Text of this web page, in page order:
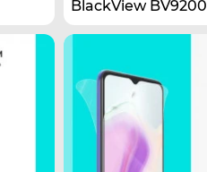
BlackView BV9200